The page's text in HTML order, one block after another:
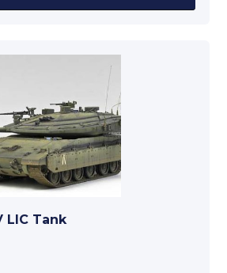
LIC Tank